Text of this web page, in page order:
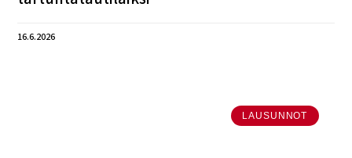
16.6.2026
LAUSUNNOT